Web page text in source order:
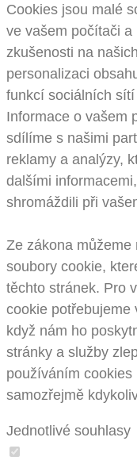
Cookies jsou malé
ve vašem počítači
zkušenosti na
personalizaci
funkcí sociálních
Informace o vašem
sdílíme s našimi
reklamy a analýzy,
dalšími
shromáždili při
Ze zákona
soubory cookie,
těchto stránek. Pro
cookie potřebujeme
když nám ho
stránky a služby
používáním
samozřejmě
Jednotlivé souhlasy